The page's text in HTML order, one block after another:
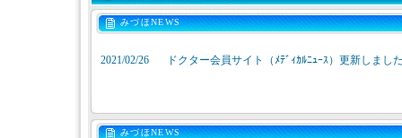
みづほNEWS
2021/02/26 ドクター会員サイト（ﾒﾃﾞｨｶﾙﾆｭｰｽ）更新しまし
みづほNEWS